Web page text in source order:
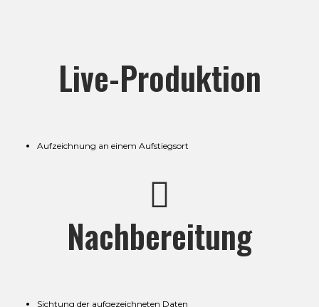
Live-Produktion
Aufzeichnung an einem Aufstiegsort
Nachbereitung
Sichtung der aufgezeichneten Daten